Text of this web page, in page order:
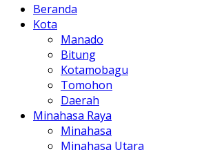
Beranda
Kota
Manado
Bitung
Kotamobagu
Tomohon
Daerah
Minahasa Raya
Minahasa
Minahasa Utara